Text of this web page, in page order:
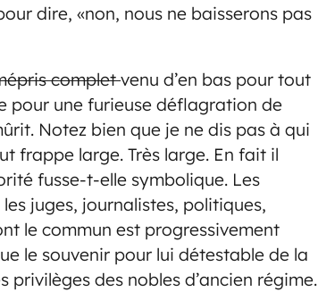
dire, «non, nous ne baisserons pas
completvenu d’en bas pour tout
pour une furieuse déflagration de
Notez bien que je ne dis pas à qui
frappe large. Très large. En fait il
fusse-t-elle symbolique. Les
juges, journalistes, politiques,
le commun est progressivement
le souvenir pour lui détestable de la
des nobles d’ancien régime.